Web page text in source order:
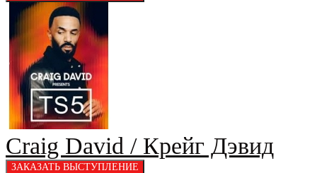
Craig David / Крейг Дэвид